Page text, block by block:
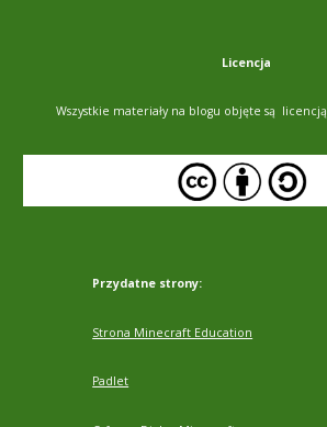
Licencja
Wszystkie materiały na blogu objęte są licencją
Przydatne strony:
Strona Minecraft Education
Padlet